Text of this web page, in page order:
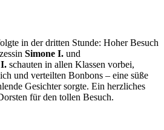
in der dritten Stunde: Hoher Besuch
Simone I. und
schauten in allen Klassen vorbei,
und verteilten Bonbons – eine süße
Gesichter sorgte. Ein herzliches
für den tollen Besuch.